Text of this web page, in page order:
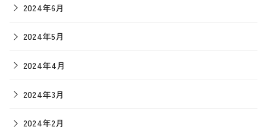
2024年6月
2024年5月
2024年4月
2024年3月
2024年2月